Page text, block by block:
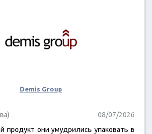
Demis Group
08/07/2026
продукт они умудрились упаковать в